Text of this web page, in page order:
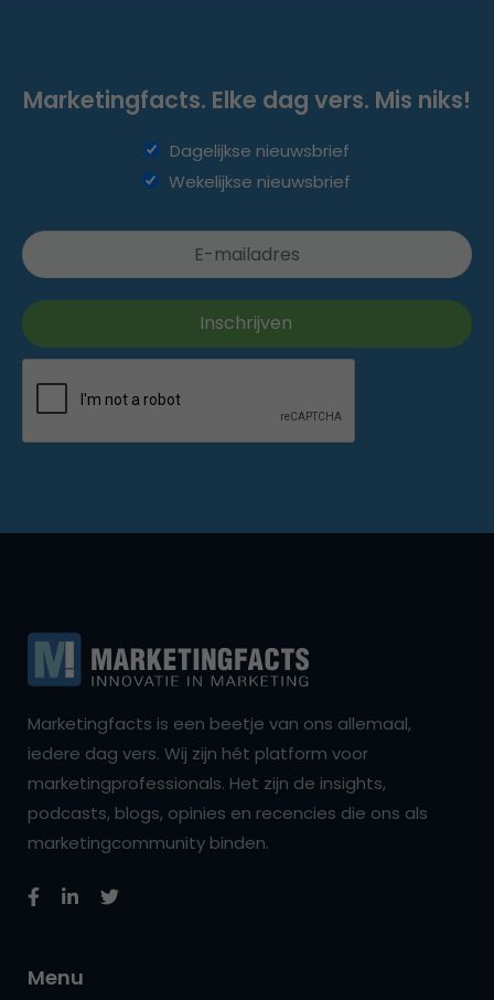
Marketingfacts. Elke dag vers. Mis niks!
Dagelijkse nieuwsbrief
Wekelijkse nieuwsbrief
Marketingfacts is een beetje van ons allemaal,
iedere dag vers. Wij zijn hét platform voor
marketingprofessionals. Het zijn de insights,
podcasts, blogs, opinies en recencies die ons als
marketingcommunity binden.
Menu